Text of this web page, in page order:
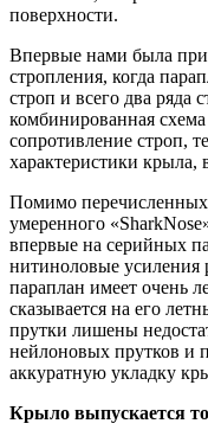
поверхности.
Впервые нами была
стропления, когда
строп и всего два ряда
комбинированная
сопротивление строп,
характеристики крыла,
Помимо
умеренного
впервые на серийных
нитиноловые усиления
параплан имеет очень
сказывается на его
прутки лишены
нейлоновых прутков и
аккуратную укладку
Крыло выпускается